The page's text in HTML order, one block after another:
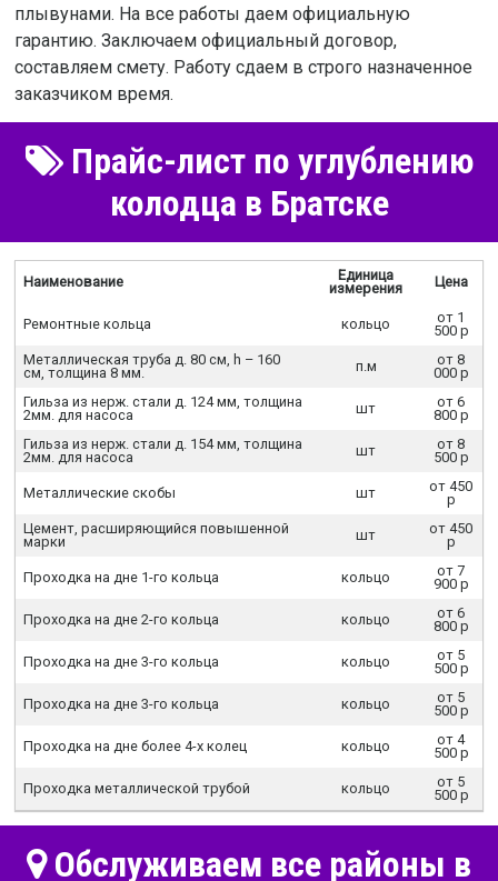
плывунами. На все работы даем официальную
гарантию. Заключаем официальный договор,
составляем смету. Работу сдаем в строго назначенное
заказчиком время.
Прайс-лист по углублению
колодца в Братске
Наименование
Единица
измерения
Цена
Ремонтные кольца кольцо
от 1
500 р
Металлическая труба д. 80 см, h – 160
cм, толщина 8 мм.
п.м
от 8
000 р
Гильза из нерж. стали д. 124 мм, толщина
2мм. для насоса
шт
от 6
800 р
Гильза из нерж. стали д. 154 мм, толщина
2мм. для насоса
шт
от 8
500 р
Металлические скобы шт
от 450
р
Цемент, расширяющийся повышенной
марки
шт
от 450
р
Проходка на дне 1-го кольца кольцо
от 7
900 р
Проходка на дне 2-го кольца кольцо
от 6
800 р
Проходка на дне 3-го кольца кольцо
от 5
500 р
Проходка на дне 3-го кольца кольцо
от 5
500 р
Проходка на дне более 4-х колец кольцо
от 4
500 р
Проходка металлической трубой кольцо
от 5
500 р
Обслуживаем все районы в